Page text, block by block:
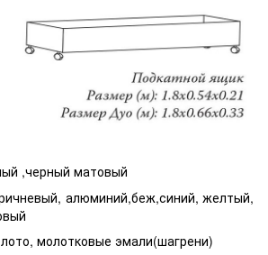
,черный матовый
алюминий,беж,синий, желтый,
молотковые эмали(шагрени)